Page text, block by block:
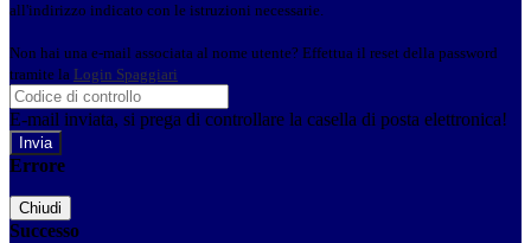
all'indirizzo indicato con le istruzioni necessarie.
Non hai una e-mail associata al nome utente? Effettua il reset della password
tramite la Login Spaggiari
E-mail inviata, si prega di controllare la casella di posta elettronica!
Errore
Chiudi
Successo